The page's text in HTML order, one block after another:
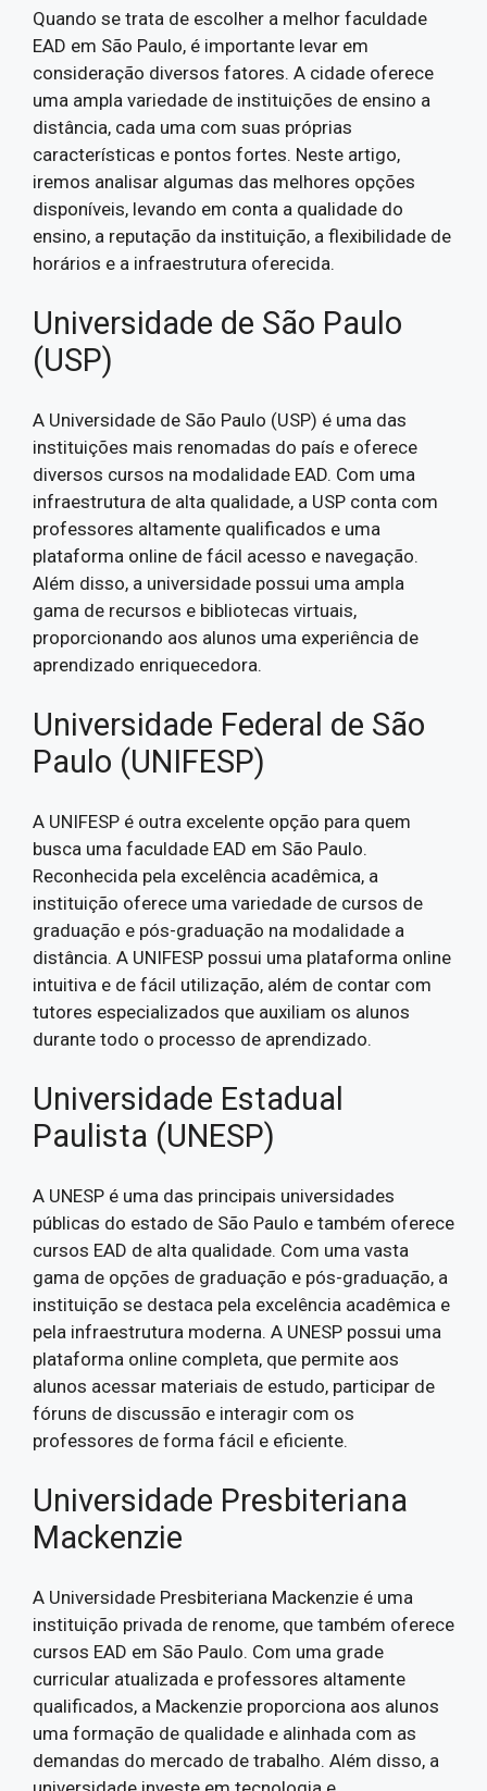
Quando se trata de escolher a melhor faculdade
EAD em São Paulo, é importante levar em
consideração diversos fatores. A cidade oferece
uma ampla variedade de instituições de ensino a
distância, cada uma com suas próprias
características e pontos fortes. Neste artigo,
iremos analisar algumas das melhores opções
disponíveis, levando em conta a qualidade do
ensino, a reputação da instituição, a flexibilidade de
horários e a infraestrutura oferecida.
Universidade de São Paulo
(USP)
A Universidade de São Paulo (USP) é uma das
instituições mais renomadas do país e oferece
diversos cursos na modalidade EAD. Com uma
infraestrutura de alta qualidade, a USP conta com
professores altamente qualificados e uma
plataforma online de fácil acesso e navegação.
Além disso, a universidade possui uma ampla
gama de recursos e bibliotecas virtuais,
proporcionando aos alunos uma experiência de
aprendizado enriquecedora.
Universidade Federal de São
Paulo (UNIFESP)
A UNIFESP é outra excelente opção para quem
busca uma faculdade EAD em São Paulo.
Reconhecida pela excelência acadêmica, a
instituição oferece uma variedade de cursos de
graduação e pós-graduação na modalidade a
distância. A UNIFESP possui uma plataforma online
intuitiva e de fácil utilização, além de contar com
tutores especializados que auxiliam os alunos
durante todo o processo de aprendizado.
Universidade Estadual
Paulista (UNESP)
A UNESP é uma das principais universidades
públicas do estado de São Paulo e também oferece
cursos EAD de alta qualidade. Com uma vasta
gama de opções de graduação e pós-graduação, a
instituição se destaca pela excelência acadêmica e
pela infraestrutura moderna. A UNESP possui uma
plataforma online completa, que permite aos
alunos acessar materiais de estudo, participar de
fóruns de discussão e interagir com os
professores de forma fácil e eficiente.
Universidade Presbiteriana
Mackenzie
A Universidade Presbiteriana Mackenzie é uma
instituição privada de renome, que também oferece
cursos EAD em São Paulo. Com uma grade
curricular atualizada e professores altamente
qualificados, a Mackenzie proporciona aos alunos
uma formação de qualidade e alinhada com as
demandas do mercado de trabalho. Além disso, a